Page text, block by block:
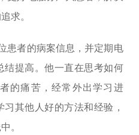
求。
患者的病案信息，并定期电
结提高。他一直在思考如何
的痛苦，经常外出学习进
其他人好的方法和经验，
。